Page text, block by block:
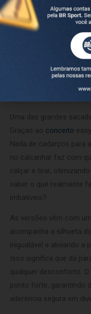
materiais inovadores.
looks: vai bem com
despojado no look
desconstruída, eles
entre estilo e conforto,
populares nessa
Uma das grandes
Graças ao conceito
Nada de cadarços para
no calcanhar faz com
calçar e tirar,
saber o que realmente
imbatíveis?
As versões vêm com
acompanha a silhueta
inigualável e aliviando a
Isso significa que dá
qualquer desconforto.
ponto forte, garantindo
aderência segura em